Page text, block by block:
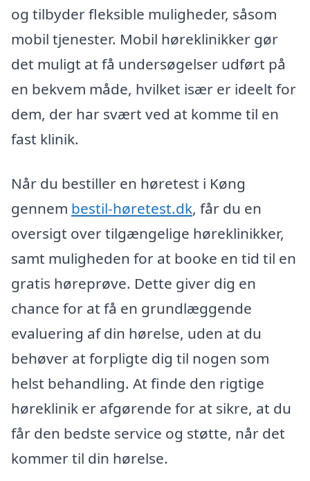
og tilbyder fleksible muligheder, såsom
mobil tjenester. Mobil høreklinikker gør
det muligt at få undersøgelser udført på
en bekvem måde, hvilket især er ideelt for
dem, der har svært ved at komme til en
fast klinik.
Når du bestiller en høretest i Køng
gennem bestil-høretest.dk, får du en
oversigt over tilgængelige høreklinikker,
samt muligheden for at booke en tid til en
gratis høreprøve. Dette giver dig en
chance for at få en grundlæggende
evaluering af din hørelse, uden at du
behøver at forpligte dig til nogen som
helst behandling. At finde den rigtige
høreklinik er afgørende for at sikre, at du
får den bedste service og støtte, når det
kommer til din hørelse.